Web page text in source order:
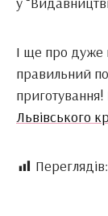
І ще про дуже
правильний
приготування!
Львівського
Переглядів: